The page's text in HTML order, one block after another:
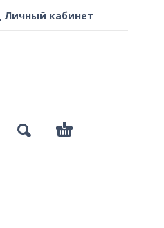
Личный кабинет